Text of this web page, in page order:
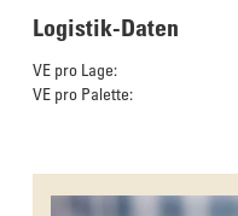
Logistik-Daten
VE pro Lage:
VE pro Palette: